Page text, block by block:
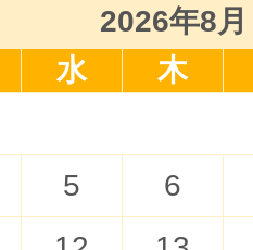
2026年8月
水 木
5
6